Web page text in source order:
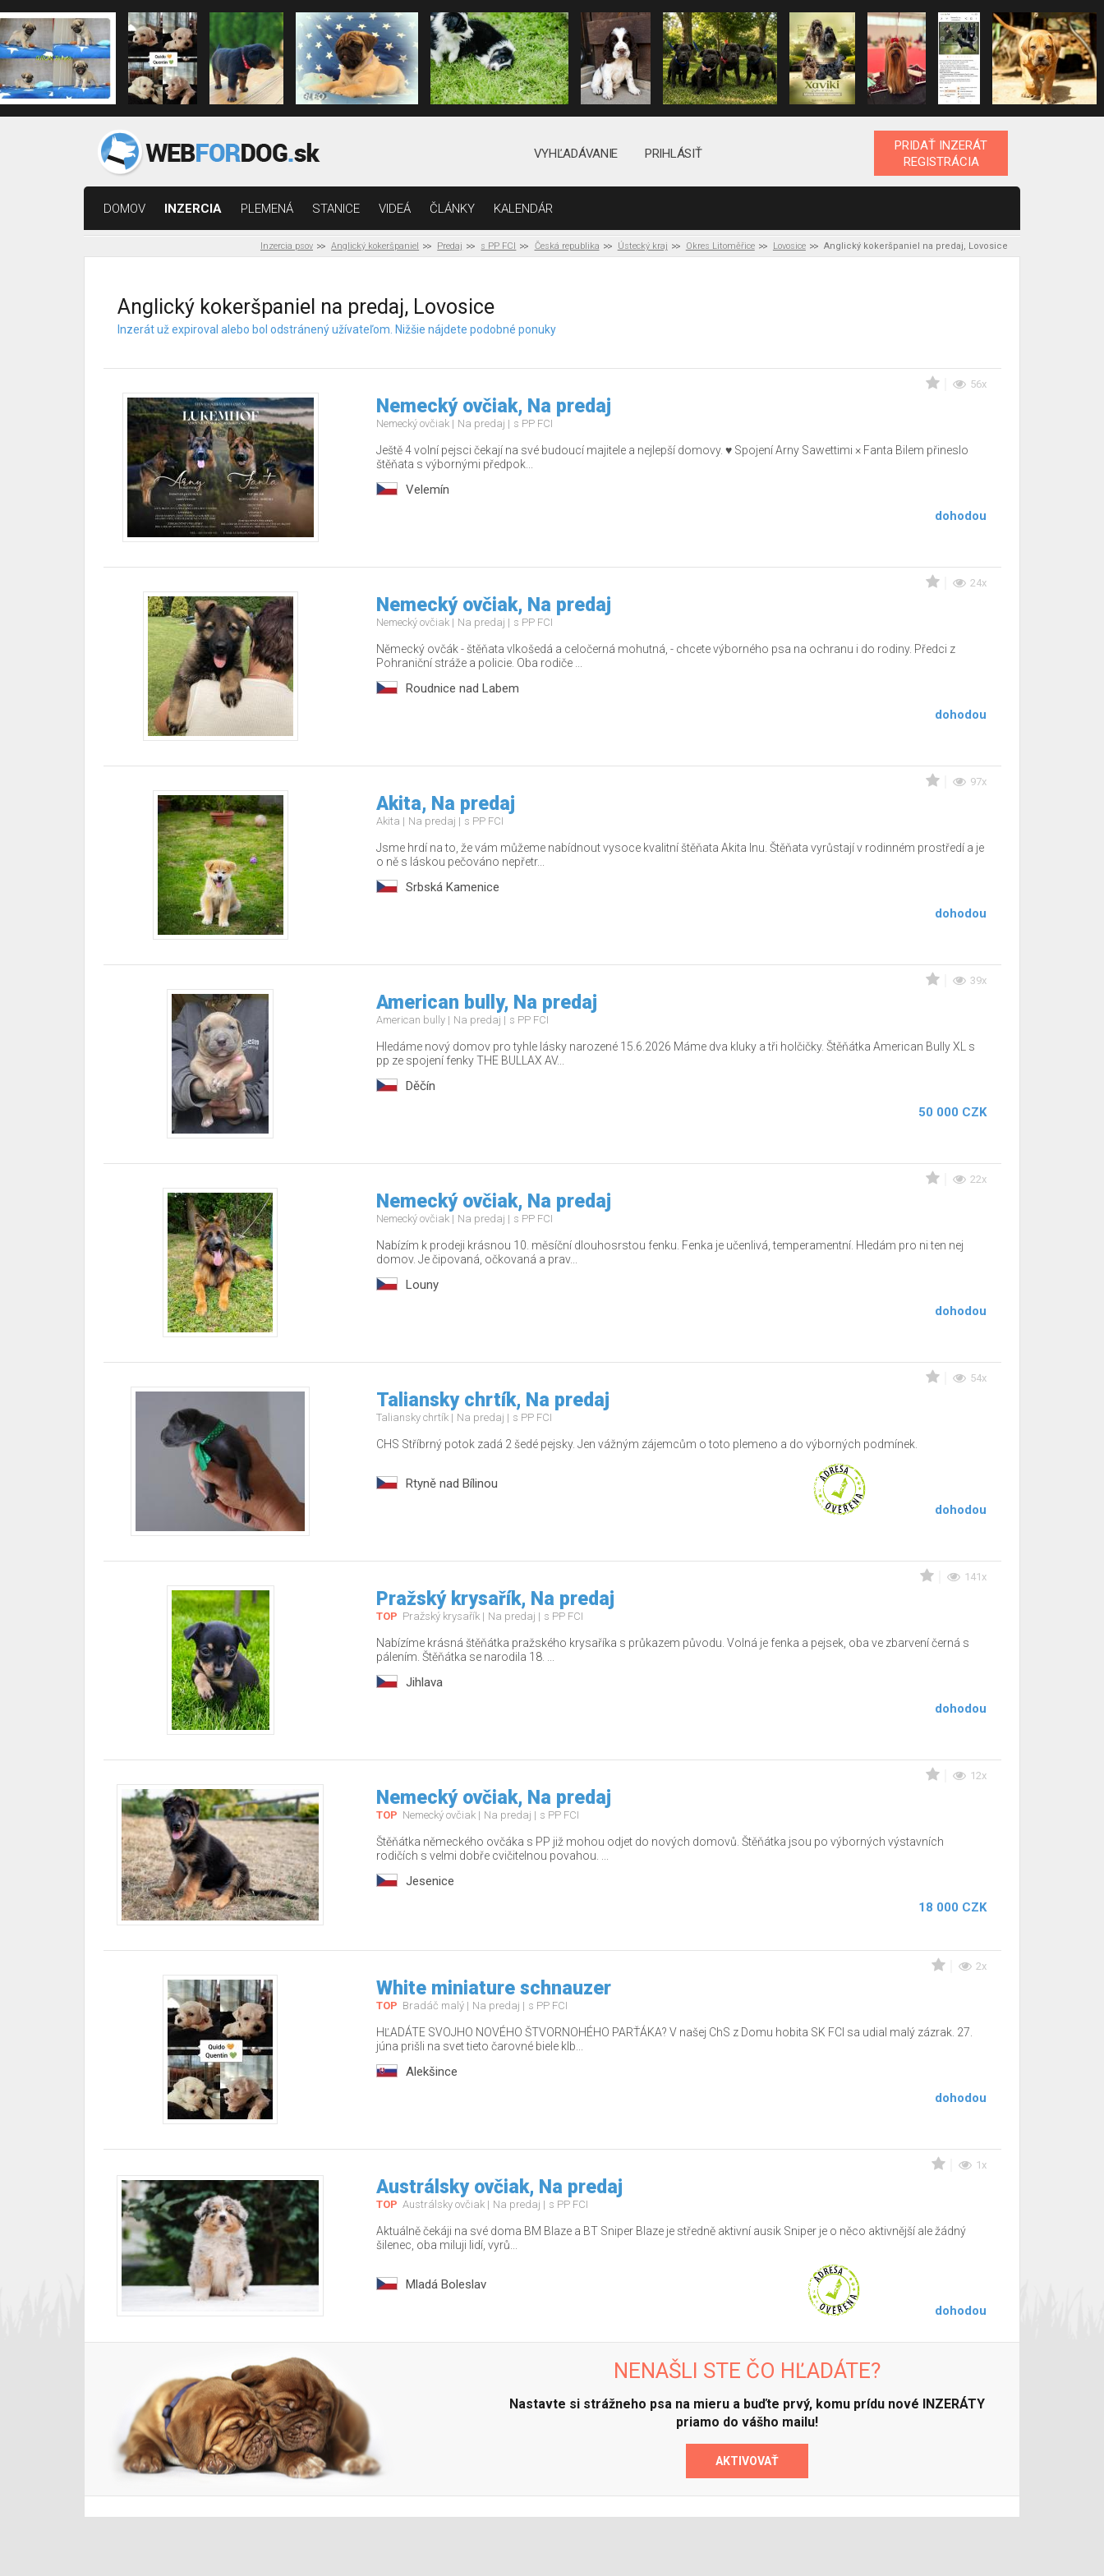
VYHĽADÁVANIE PRIHLÁSIŤ
PRIDAŤ INZERÁT
REGISTRÁCIA
DOMOV INZERCIA PLEMENÁ STANICE VIDEÁ ČLÁNKY KALENDÁR
Inzercia psov Anglický kokeršpaniel Predaj s PP FCI Česká republika Ústecký kraj Okres Litoměřice Lovosice Anglický kokeršpaniel na predaj, Lovosice
Anglický kokeršpaniel na predaj, Lovosice
Inzerát už expiroval alebo bol odstránený užívateľom. Nižšie nájdete podobné ponuky
56x
Nemecký ovčiak, Na predaj
Nemecký ovčiak Na predaj s PP FCI
Ještě 4 volní pejsci čekají na své budoucí majitele a nejlepší domovy. ♥️ Spojení Arny Sawettimi × Fanta Bilem přineslo
štěňata s výbornými předpok...
Velemín
dohodou
24x
Nemecký ovčiak, Na predaj
Nemecký ovčiak Na predaj s PP FCI
Německý ovčák - štěňata vlkošedá a celočerná mohutná, - chcete výborného psa na ochranu i do rodiny. Předci z
Pohraniční stráže a policie. Oba rodiče ...
Roudnice nad Labem
dohodou
97x
Akita, Na predaj
Akita Na predaj s PP FCI
Jsme hrdí na to, že vám můžeme nabídnout vysoce kvalitní štěňata Akita Inu. Štěňata vyrůstají v rodinném prostředí a je
o ně s láskou pečováno nepřetr...
Srbská Kamenice
dohodou
39x
American bully, Na predaj
American bully Na predaj s PP FCI
Hledáme nový domov pro tyhle lásky narozené 15.6.2026 Máme dva kluky a tři holčičky. Štěňátka American Bully XL s
pp ze spojení fenky THE BULLAX AV...
Děčín
50 000 CZK
22x
Nemecký ovčiak, Na predaj
Nemecký ovčiak Na predaj s PP FCI
Nabízím k prodeji krásnou 10. měsíční dlouhosrstou fenku. Fenka je učenlivá, temperamentní. Hledám pro ni ten nej
domov. Je čipovaná, očkovaná a prav...
Louny
dohodou
54x
Taliansky chrtík, Na predaj
Taliansky chrtík Na predaj s PP FCI
CHS Stříbrný potok zadá 2 šedé pejsky. Jen vážným zájemcům o toto plemeno a do výborných podmínek.
Rtyně nad Bílinou
dohodou
141x
Pražský krysařík, Na predaj
TOP Pražský krysařík Na predaj s PP FCI
Nabízíme krásná štěňátka pražského krysaříka s průkazem původu. Volná je fenka a pejsek, oba ve zbarvení černá s
pálením. Štěňátka se narodila 18. ...
Jihlava
dohodou
12x
Nemecký ovčiak, Na predaj
TOP Nemecký ovčiak Na predaj s PP FCI
Štěňátka německého ovčáka s PP již mohou odjet do nových domovů. Štěňátka jsou po výborných výstavních
rodičích s velmi dobře cvičitelnou povahou. ...
Jesenice
18 000 CZK
2x
White miniature schnauzer
TOP Bradáč malý Na predaj s PP FCI
HĽADÁTE SVOJHO NOVÉHO ŠTVORNOHÉHO PARŤÁKA? V našej ChS z Domu hobita SK FCI sa udial malý zázrak. 27.
júna prišli na svet tieto čarovné biele klb...
Alekšince
dohodou
1x
Austrálsky ovčiak, Na predaj
TOP Austrálsky ovčiak Na predaj s PP FCI
Aktuálně čekáji na své doma BM Blaze a BT Sniper Blaze je středně aktivní ausik Sniper je o něco aktivnější ale žádný
šilenec, oba miluji lidí, vyrů...
Mladá Boleslav
dohodou
NENAŠLI STE ČO HĽADÁTE?
Nastavte si strážneho psa na mieru a buďte prvý, komu prídu nové INZERÁTY
priamo do vášho mailu!
AKTIVOVAŤ